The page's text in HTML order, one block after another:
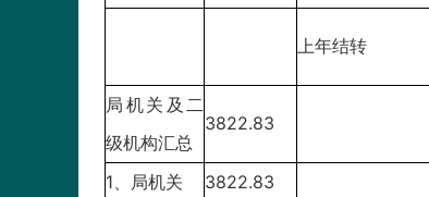
上年结转
局机关及二
级机构汇总
3822.83
1、局机关 3822.83